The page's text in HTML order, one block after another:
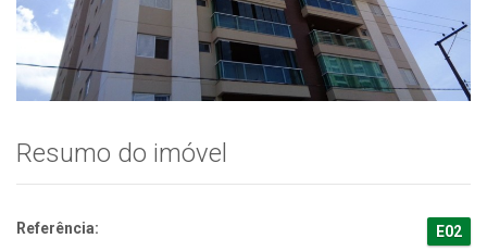
Resumo do imóvel
Referência:
E02